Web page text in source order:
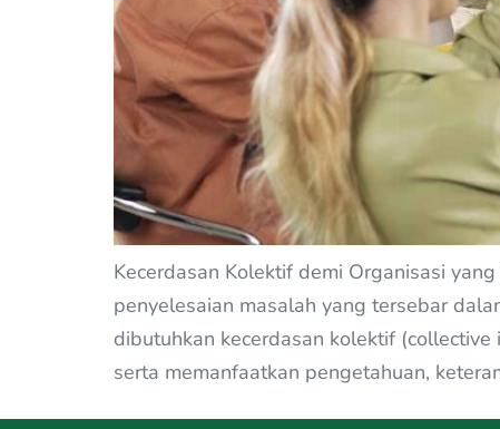
Kecerdasan Kolektif demi Organisasi
penyelesaian masalah yang tersebar
dibutuhkan kecerdasan kolektif
serta memanfaatkan pengetahuan,